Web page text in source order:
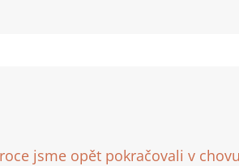
jsme opět pokračovali v